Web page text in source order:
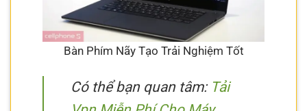
Bàn Phím Nãy Tạo Trải Nghiệm Tốt
Có thể bạn quan tâm: Tải